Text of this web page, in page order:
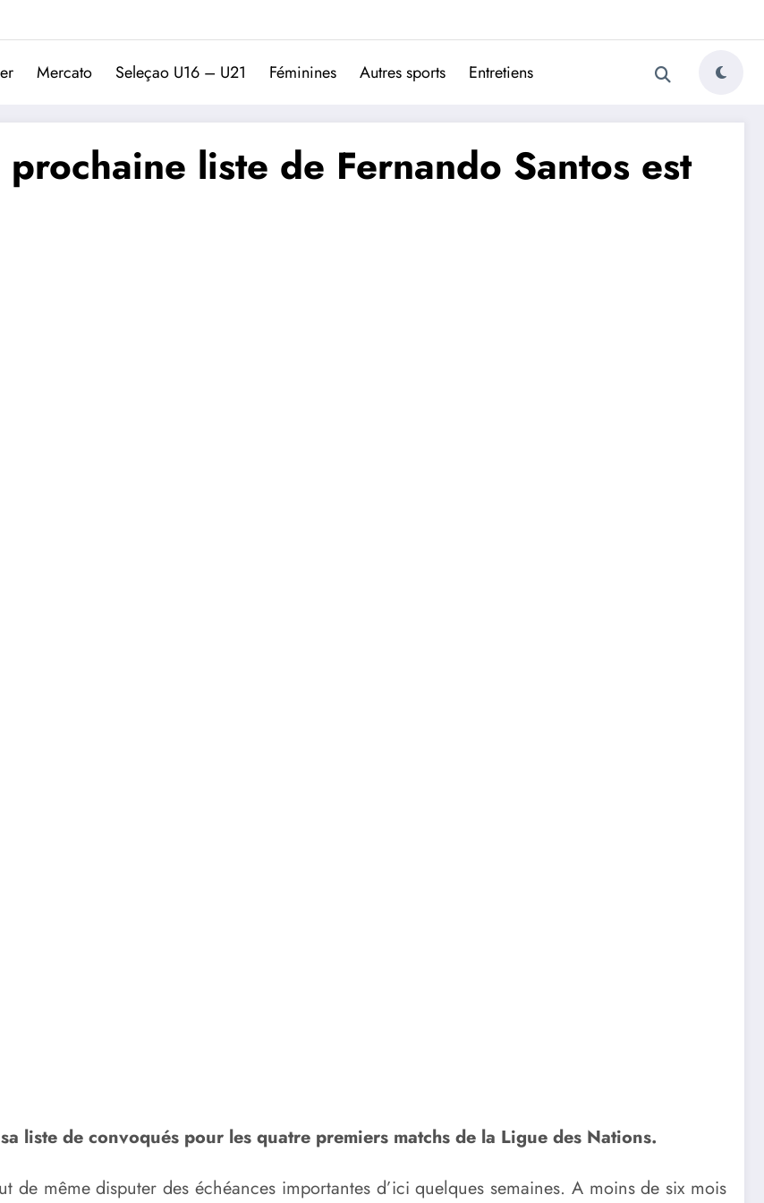
Trivela
L'actualité du football portugais
Mercato Seleçao U16 – U21 Féminines Autres sports Entretiens
liste de Fernando Santos est
liste de convoqués pour les quatre premiers matchs de la Ligue des Nations.
de même disputer des échéances importantes d’ici quelques semaines. A moins de six mois